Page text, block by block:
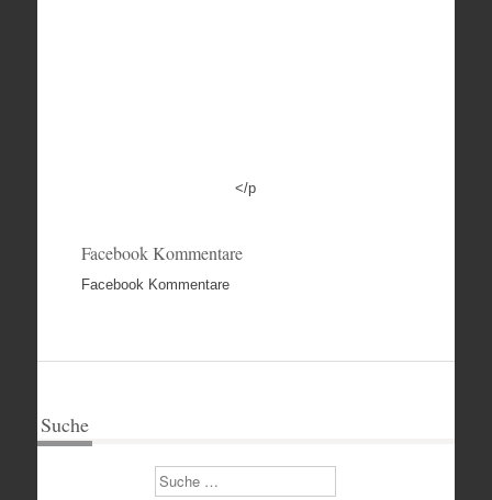
</p
Facebook Kommentare
Facebook Kommentare
Suche
Suchen